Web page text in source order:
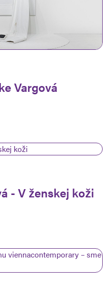
Vargová
- V ženskej koži